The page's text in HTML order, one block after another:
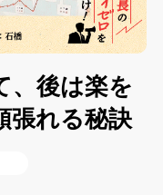
、後は楽を
張れる秘訣